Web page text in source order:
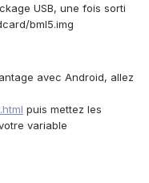
USB, une fois sorti
bml5.img
avec Android, allez
puis mettez les
variable